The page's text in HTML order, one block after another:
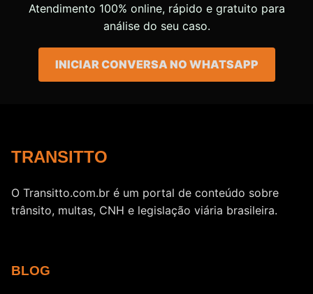
Atendimento 100% online, rápido e gratuito para
análise do seu caso.
INICIAR CONVERSA NO WHATSAPP
TRANSITTO
O Transitto.com.br é um portal de conteúdo sobre
trânsito, multas, CNH e legislação viária brasileira.
BLOG